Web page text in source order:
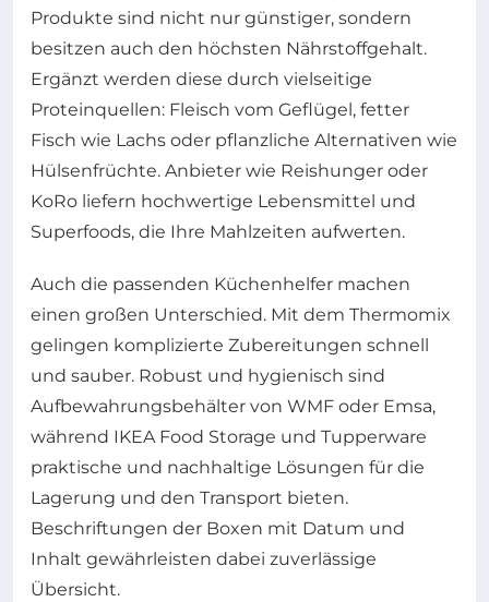
Produkte sind nicht nur günstiger, sondern
besitzen auch den höchsten Nährstoffgehalt.
Ergänzt werden diese durch vielseitige
Proteinquellen: Fleisch vom Geflügel, fetter
Fisch wie Lachs oder pflanzliche Alternativen wie
Hülsenfrüchte. Anbieter wie Reishunger oder
KoRo liefern hochwertige Lebensmittel und
Superfoods, die Ihre Mahlzeiten aufwerten.
Auch die passenden Küchenhelfer machen
einen großen Unterschied. Mit dem Thermomix
gelingen komplizierte Zubereitungen schnell
und sauber. Robust und hygienisch sind
Aufbewahrungsbehälter von WMF oder Emsa,
während IKEA Food Storage und Tupperware
praktische und nachhaltige Lösungen für die
Lagerung und den Transport bieten.
Beschriftungen der Boxen mit Datum und
Inhalt gewährleisten dabei zuverlässige
Übersicht.